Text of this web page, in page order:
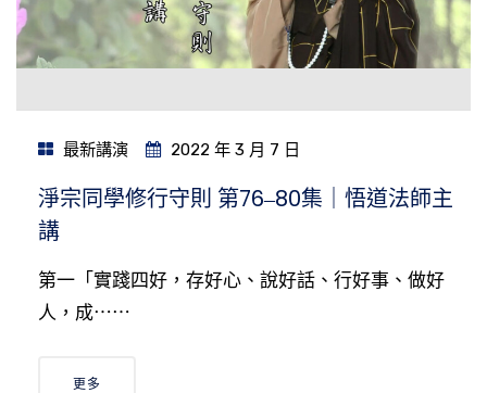
最新講演 2022 年 3 月 7 日
淨宗同學修行守則 第76‒80集｜悟道法師主
講
第一「實踐四好，存好心、說好話、行好事、做好
人，成⋯⋯
更多